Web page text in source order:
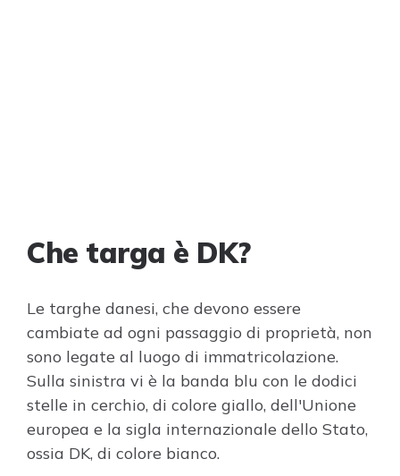
Che targa è DK?
Le targhe danesi, che devono essere
cambiate ad ogni passaggio di proprietà, non
sono legate al luogo di immatricolazione.
Sulla sinistra vi è la banda blu con le dodici
stelle in cerchio, di colore giallo, dell'Unione
europea e la sigla internazionale dello Stato,
ossia DK, di colore bianco.